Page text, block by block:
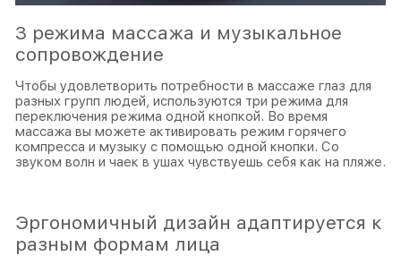
3 режима массажа и музыкальное
сопровождение
Чтобы удовлетворить потребности в массаже глаз для
разных групп людей, используются три режима для
переключения режима одной кнопкой. Во время
массажа вы можете активировать режим горячего
компресса и музыку с помощью одной кнопки. Со
звуком волн и чаек в ушах чувствуешь себя как на пляже.
Эргономичный дизайн адаптируется к
разным формам лица